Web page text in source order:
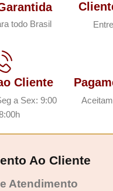
por
por
R$1,11sem juros
todo Brasil
Cliente
a Sex: 9:00
Ao Cliente
Atendimento